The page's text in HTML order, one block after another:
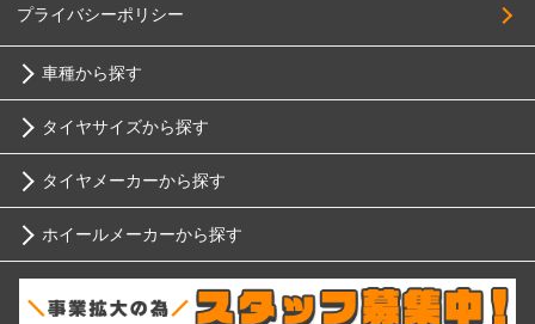
プライバシーポリシー
車種から探す
トヨタ
ニッサン
タイヤサイズから探す
10インチ
12インチ
タイヤメーカーから探す
ブリヂストン
ミシュラン
ホイールメーカーから探す
RIH